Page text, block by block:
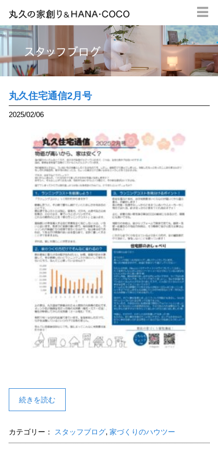

丸久住宅通信2月号
2025/02/06
続きを読む
カテゴリー： スタッフブログ, 家づくりのハウツー